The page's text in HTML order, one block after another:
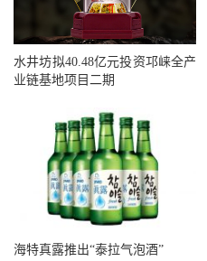
水井坊拟40.48亿元投资邛崃全产
业链基地项目二期
海特真露推出“泰拉气泡酒”